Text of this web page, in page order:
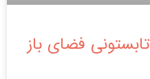
فضای باز